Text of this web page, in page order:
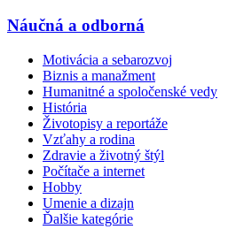
Náučná a odborná
Motivácia a sebarozvoj
Biznis a manažment
Humanitné a spoločenské vedy
História
Životopisy a reportáže
Vzťahy a rodina
Zdravie a životný štýl
Počítače a internet
Hobby
Umenie a dizajn
Ďalšie kategórie